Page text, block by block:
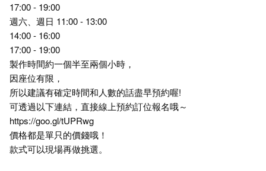
17:00 - 19:00
週六、週日 11:00 - 13:00
14:00 - 16:00
17:00 - 19:00
製作時間約一個半至兩個小時，
因座位有限，
所以建議有確定時間和人數的話盡早預約喔!
可透過以下連結，直接線上預約訂位報名哦～
https://goo.gl/tUPRwg
價格都是單只的價錢哦！
款式可以現場再做挑選。